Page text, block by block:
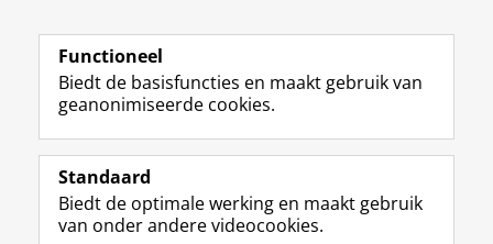
View this page in:English
Volg de RUG
F
a
e
b
L
i
k
e
R
S
-
f
I
n
t
Y
o
T
Studiekiezers
Functioneel
Biedt de basisfuncties en maakt gebruik van
geanonimiseerde cookies.
Standaard
Biedt de optimale werking en maakt gebruik
van onder andere videocookies.